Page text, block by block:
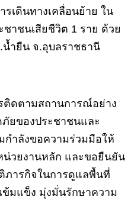
รเดินทางเคลื่อนย้าย ใน
าชนเสียชีวิต 1 ราย ด้วย
ำยืน จ.อุบลราชธานี
ติดตามสถานการณ์อย่าง
ยของประชาชนและ
กำลังขอความร่วมมือให้
วยงานหลัก และขอยืนยัน
ภารกิจในการดูแลพื้นที่
มแข็ง มุ่งมั่นรักษาความ